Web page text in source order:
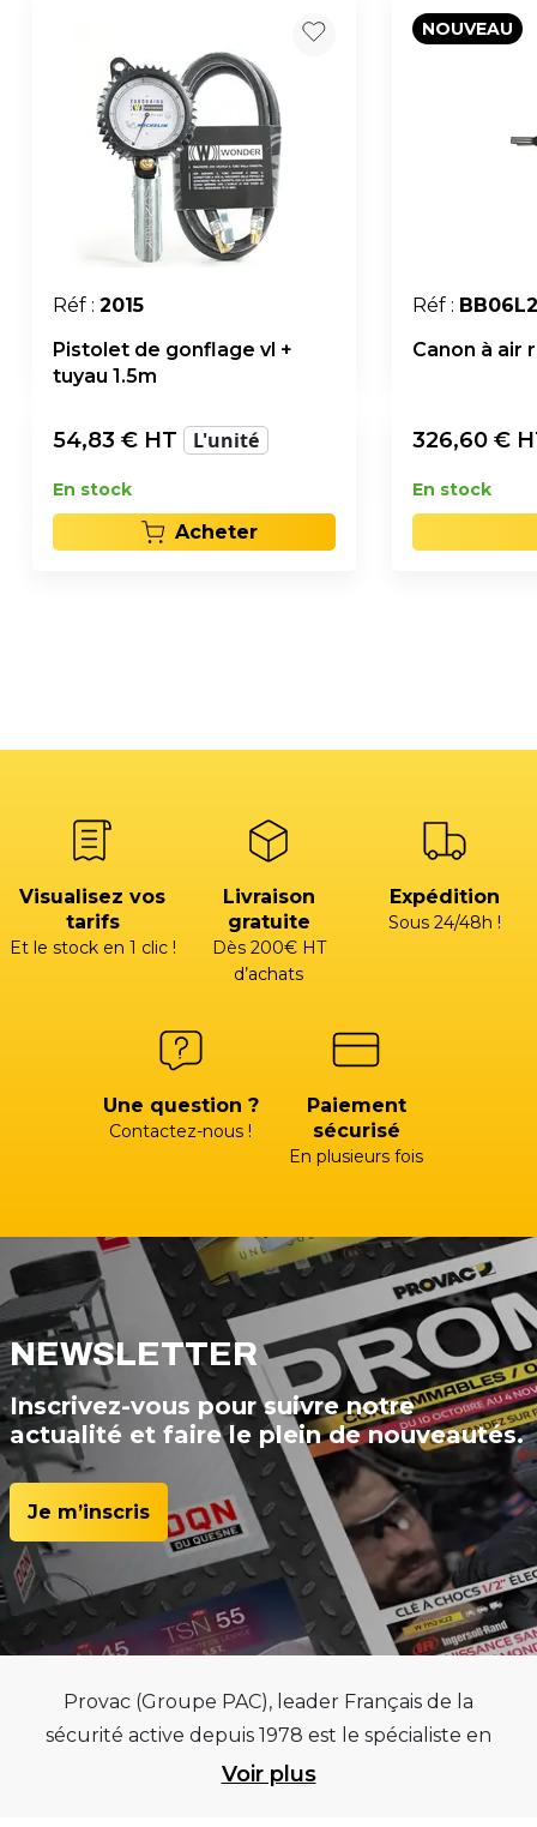
Réf : 2015
Pistolet de gonflage vl +
tuyau 1.5m
54,83 € HT L'unité
En stock
Acheter
NOUVEAU
Réf : BB06L2
Canon à air
326,60 €
En stock
Visualisez vos
tarifs
Et le stock en 1 clic !
Livraison
gratuite
Dès 200€ HT
d’achats
Expédition
Sous 24/48h !
Une question ?
Contactez-nous !
Paiement
sécurisé
En plusieurs fois
NEWSLETTER
Inscrivez-vous pour suivre notre
actualité et faire le plein de nouveautés.
Je m’inscris
Provac (Groupe PAC), leader Français de la
sécurité active depuis 1978 est le spécialiste en
équipements pour garages et centres
Voir plus